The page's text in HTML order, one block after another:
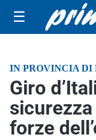
☰
IN PROVINCIA DI
Giro
forze